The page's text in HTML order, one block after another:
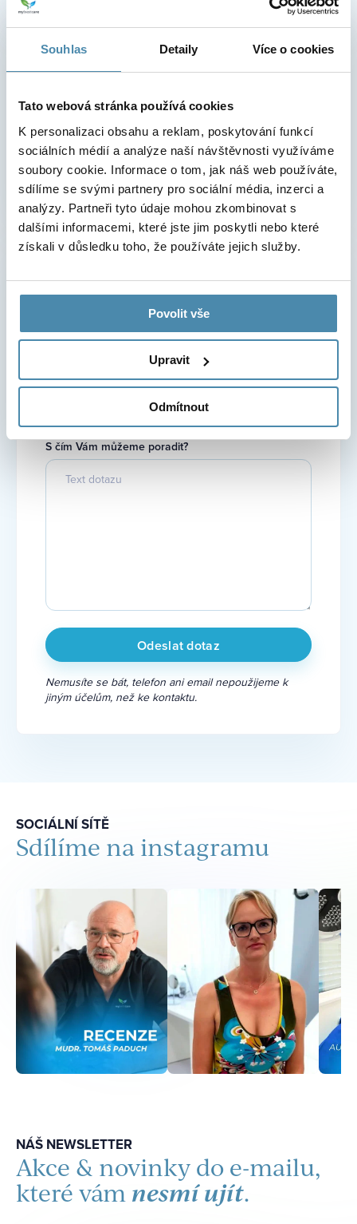
Souhlas Detaily Více o cookies
Tato webová stránka používá cookies
K personalizaci obsahu a reklam, poskytování funkcí
sociálních médií a analýze naší návštěvnosti využíváme
soubory cookie. Informace o tom, jak náš web používáte,
sdílíme se svými partnery pro sociální média, inzerci a
analýzy. Partneři tyto údaje mohou zkombinovat s
dalšími informacemi, které jste jim poskytli nebo které
získali v důsledku toho, že používáte jejich služby.
Povolit vše
Upravit
Odmítnout
Online kalendář
Online kalendář
Chcete se na cokoli zeptat?
E-mail
S čím Vám můžeme poradit?
Nemusíte se bát, telefon ani email nepoužijeme k
jiným účelům, než ke kontaktu.
SOCIÁLNÍ SÍTĚ
Sdílíme na instagramu
NÁŠ NEWSLETTER
Akce & novinky do e-mailu,
které vám nesmí ujít.